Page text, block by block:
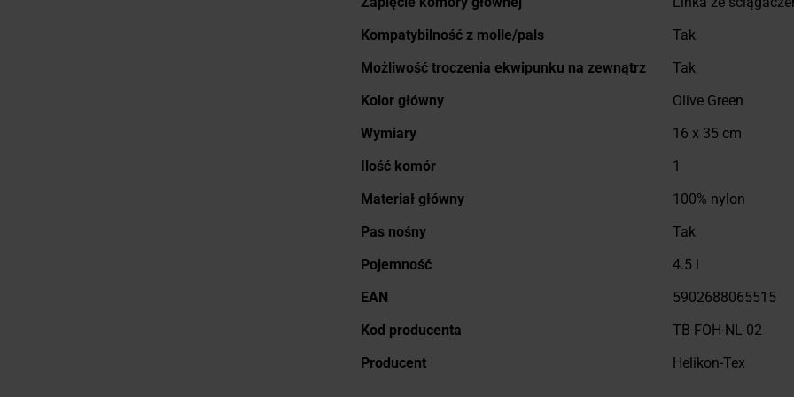
Kompatybilność z molle/pals
Tak
Możliwość troczenia ekwipunku na zewnątrz
Tak
Kolor główny
Olive Green
Wymiary
16 x 35 cm
Ilość komór
1
Materiał główny
100% nylon
Pas nośny
Tak
Pojemność
4.5 l
EAN
5902688065515
Kod producenta
TB-FOH-NL-02
Producent
Helikon-Tex